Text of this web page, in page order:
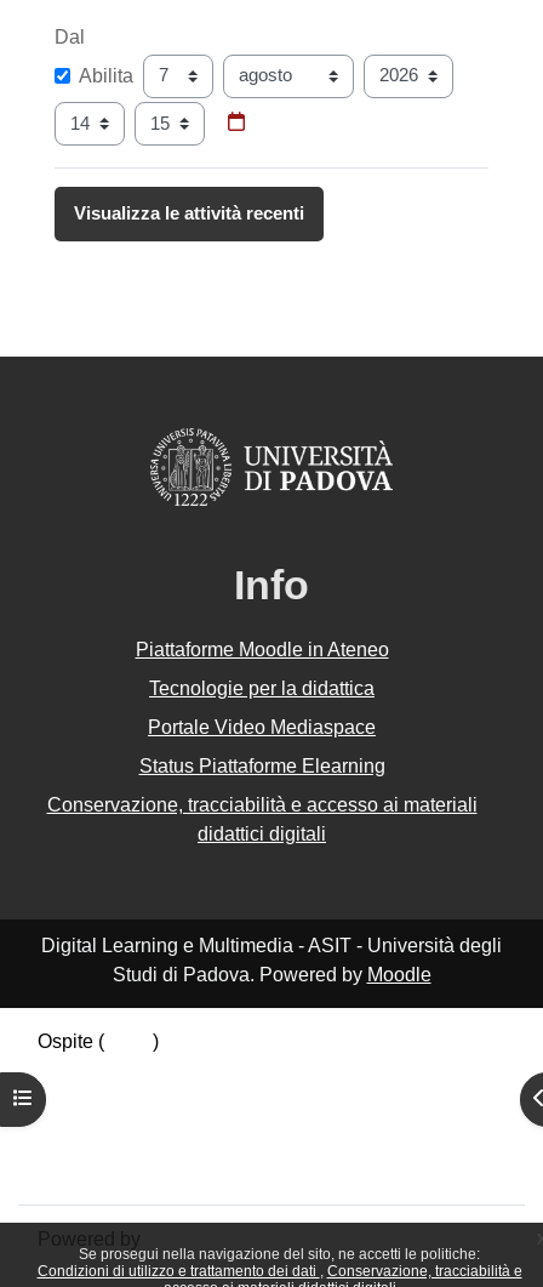
Se prosegui nella navigazione del sito, ne accetti le politiche:
Condizioni di utilizzo e trattamento dei dati
Conservazione, tracciabilità e
Apri indice del corso
Dal
Abilita Giorno Mese Anno
Ora Minuto
Info
Piattaforme Moodle in Ateneo
Tecnologie per la didattica
Portale Video Mediaspace
Status Piattaforme Elearning
Conservazione, tracciabilità e accesso ai materiali
didattici digitali
Digital Learning e Multimedia - ASIT - Università degli
Studi di Padova. Powered by Moodle
Ospite (
)
Riepilogo della conservazione dei dati
Politiche
Powered by